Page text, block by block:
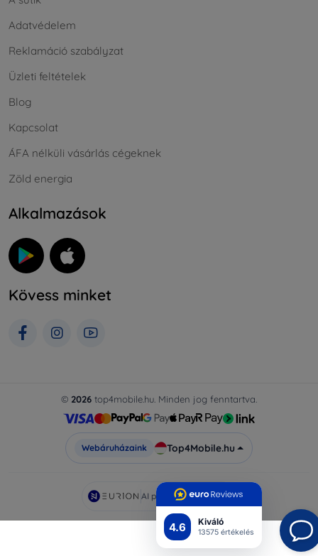
4.6 Kiváló
13575 értékelés
Adatvédelem
Reklamáció szabályzat
Üzleti feltételek
Blog
Kapcsolat
ÁFA nélküli vásárlás cégeknek
Zöld energia
Alkalmazások
Kövess minket
© 2026 top4mobile.hu. Minden jog fenntartva.
Webáruházaink Top4Mobile.hu
AI powered byEurion